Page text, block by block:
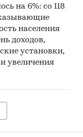
на 6%: со 118
населения
доходов,
установки,
увеличения